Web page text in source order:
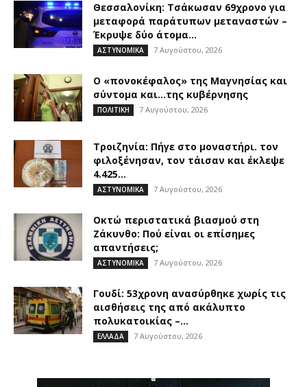
Θεσσαλονίκη: Τσάκωσαν 69χρονο για
μεταφορά παράτυπων μεταναστών –
Έκρυψε δύο άτομα...
ΑΣΤΥΝΟΜΙΚΑ 7 Αυγούστου, 2026
Ο «πονοκέφαλος» της Μαγνησίας και
σύντομα και…της κυβέρνησης
ΠΟΛΙΤΙΚΗ 7 Αυγούστου, 2026
Τροιζηνία: Πήγε στο μοναστήρι. τον
φιλοξένησαν, τον τάισαν και έκλεψε
4.425...
ΑΣΤΥΝΟΜΙΚΑ 7 Αυγούστου, 2026
Οκτώ περιστατικά βιασμού στη
Ζάκυνθο: Πού είναι οι επίσημες
απαντήσεις;
ΑΣΤΥΝΟΜΙΚΑ 7 Αυγούστου, 2026
Γουδί: 53χρονη ανασύρθηκε χωρίς τις
αισθήσεις της από ακάλυπτο
πολυκατοικίας –...
ΕΛΛΑΔΑ 7 Αυγούστου, 2026